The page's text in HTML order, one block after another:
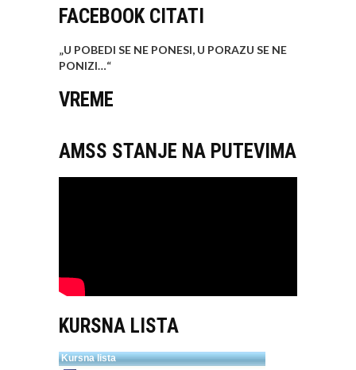
FACEBOOK CITATI
„U POBEDI SE NE PONESI, U PORAZU SE NE
PONIZI…“
VREME
AMSS STANJE NA PUTEVIMA
KURSNA LISTA